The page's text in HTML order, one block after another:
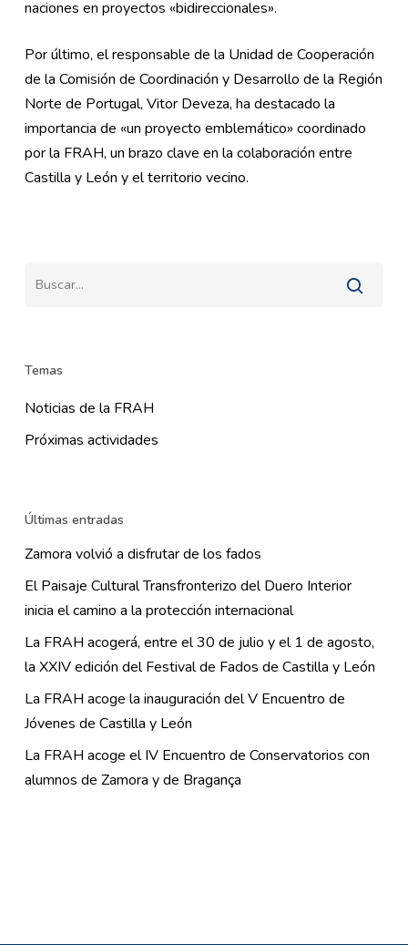
naciones en proyectos «bidireccionales».
Por último, el responsable de la Unidad de Cooperación
de la Comisión de Coordinación y Desarrollo de la Región
Norte de Portugal, Vitor Deveza, ha destacado la
importancia de «un proyecto emblemático» coordinado
por la FRAH, un brazo clave en la colaboración entre
Castilla y León y el territorio vecino.
Temas
Noticias de la FRAH
Próximas actividades
Últimas entradas
Zamora volvió a disfrutar de los fados
El Paisaje Cultural Transfronterizo del Duero Interior
inicia el camino a la protección internacional
La FRAH acogerá, entre el 30 de julio y el 1 de agosto,
la XXIV edición del Festival de Fados de Castilla y León
La FRAH acoge la inauguración del V Encuentro de
Jóvenes de Castilla y León
La FRAH acoge el IV Encuentro de Conservatorios con
alumnos de Zamora y de Bragança